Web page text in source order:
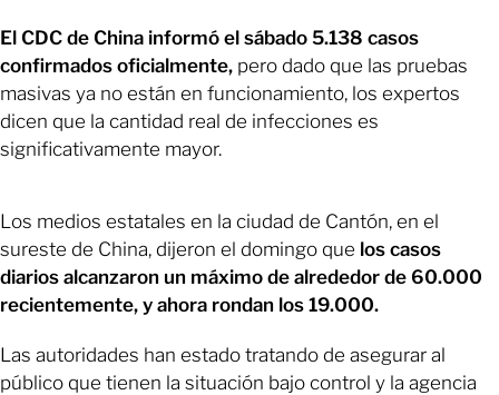
El CDC de China informó el sábado 5.138 casos
confirmados oficialmente, pero dado que las pruebas
masivas ya no están en funcionamiento, los expertos
dicen que la cantidad real de infecciones es
significativamente mayor.
Los medios estatales en la ciudad de Cantón, en el
sureste de China, dijeron el domingo que los casos
diarios alcanzaron un máximo de alrededor de 60.000
recientemente, y ahora rondan los 19.000.
Las autoridades han estado tratando de asegurar al
público que tienen la situación bajo control y la agencia